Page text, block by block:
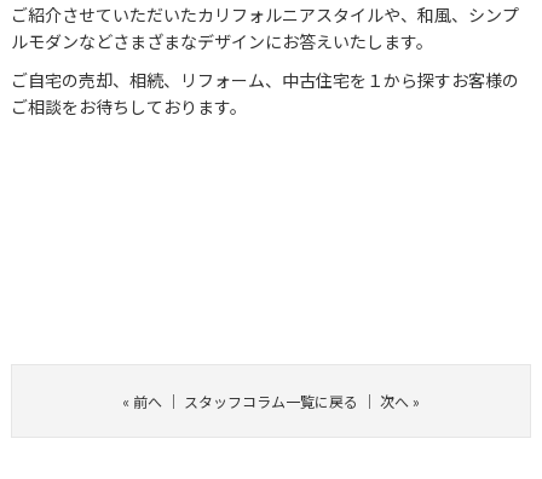
ご紹介させていただいたカリフォルニアスタイルや、和風、シンプ
ルモダンなどさまざまなデザインにお答えいたします。
ご自宅の売却、相続、リフォーム、中古住宅を１から探すお客様の
ご相談をお待ちしております。
« 前へ｜ スタッフコラム一覧に戻る ｜ 次へ»